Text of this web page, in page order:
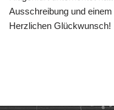
Ausschreibung und
Herzlichen Glückwunsch!